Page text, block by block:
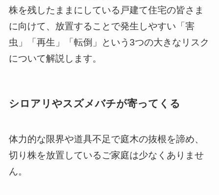
株を残したままにしている戸建て住宅の皆さま
に向けて、放置することで発生しやすい「害
虫」「再生」「転倒」という3つの大きなリスク
について解説します。
シロアリやスズメバチが寄ってくる
体力的な限界や道具不足で庭木の抜根を諦め、
切り株を放置しているご家庭は少なくありませ
ん。